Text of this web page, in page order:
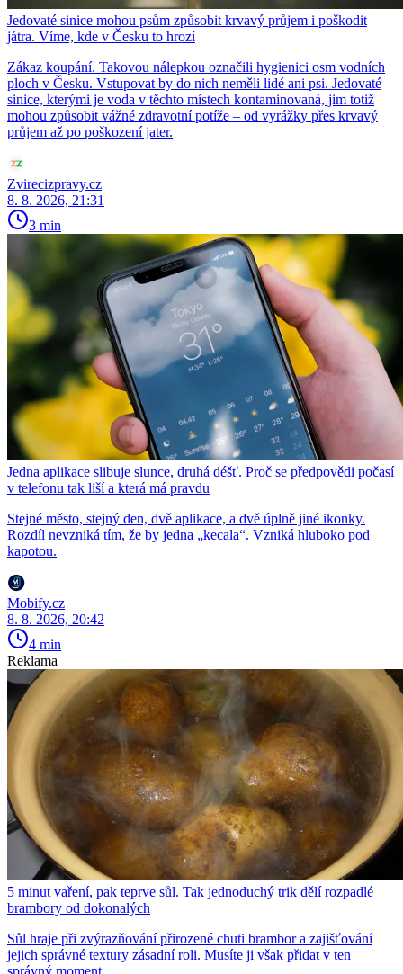
Jedovaté sinice mohou psům způsobit krvavý průjem i poškodit
játra. Víme, kde v Česku to hrozí
Zákaz koupání. Takovou nálepkou označili hygienici osm vodních
ploch v Česku. Vstupovat by do nich neměli lidé ani psi. Jedovaté
sinice, kterými je voda v těchto místech kontaminovaná, jim totiž
mohou způsobit vážné zdravotní potíže – od vyrážky přes krvavý
průjem až po poškození jater.
Zvirecizpravy.cz
8. 8. 2026, 21:31
3 min
Jedna aplikace slibuje slunce, druhá déšť. Proč se předpovědi počasí
v telefonu tak liší a která má pravdu
Stejné město, stejný den, dvě aplikace, a dvě úplně jiné ikonky.
Rozdíl nevzniká tím, že by jedna „kecala“. Vzniká hluboko pod
kapotou.
Mobify.cz
8. 8. 2026, 20:42
4 min
Reklama
5 minut vaření, pak teprve sůl. Tak jednoduchý trik dělí rozpadlé
brambory od dokonalých
Sůl hraje při zvýrazňování přirozené chuti brambor a zajišťování
jejich správné textury zásadní roli. Musíte ji však přidat v ten